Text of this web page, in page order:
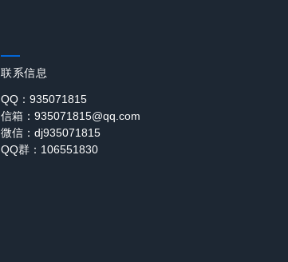
联系信息
QQ：935071815
信箱：935071815@qq.com
微信：dj935071815
QQ群：106551830